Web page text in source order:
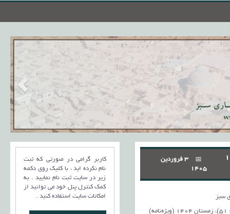
1404
3 فروردین
1405
سبز
کاربر گرامی در صورتی که ثبت
نام نکرده اید ، با کلیک روی دکمه
زیر در سایت ثبت نام نمایید . به
کمک کنترل پنل خود می توانید از
امکانات سایت استفاده کنید .